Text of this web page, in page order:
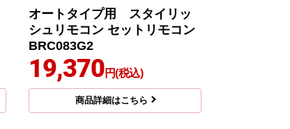
オートタイプ用 スタイリッ
シュリモコン セットリモコン
BRC083G2
19,370円(税込)
商品詳細はこちら